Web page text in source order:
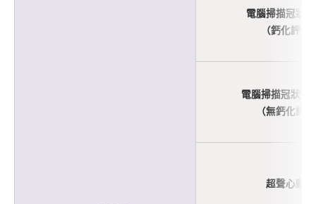
電腦掃描冠狀
（鈣化評分
電腦掃描冠狀動
（無鈣化評
超聲心動圖